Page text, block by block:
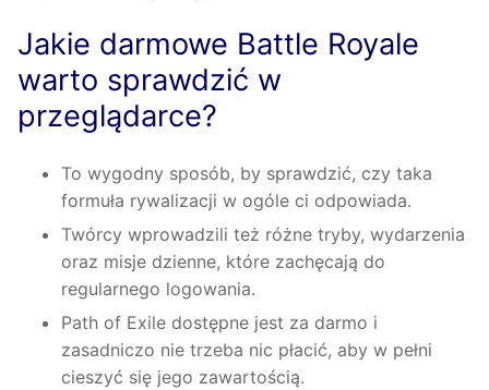
Jakie darmowe Battle Royale
warto sprawdzić w
przeglądarce?
To wygodny sposób, by sprawdzić, czy taka
formuła rywalizacji w ogóle ci odpowiada.
Twórcy wprowadzili też różne tryby, wydarzenia
oraz misje dzienne, które zachęcają do
regularnego logowania.
Path of Exile dostępne jest za darmo i
zasadniczo nie trzeba nic płacić, aby w pełni
cieszyć się jego zawartością.